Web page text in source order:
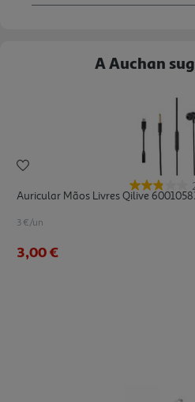
A Auchan
Auricular Mãos Livres Qilive
3 €/un
3,00 €